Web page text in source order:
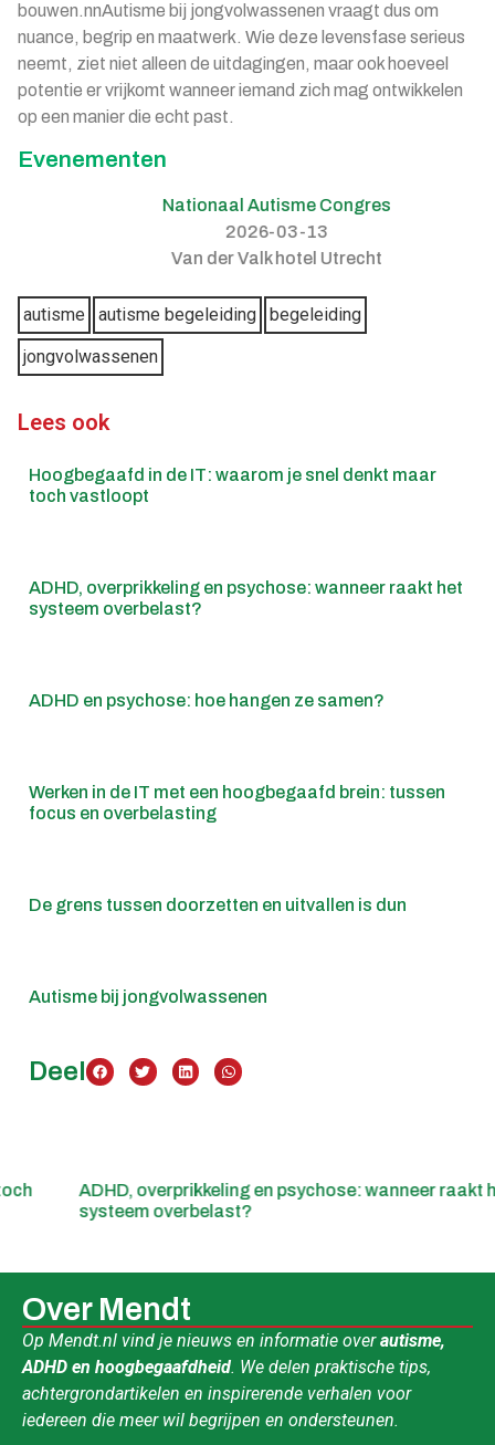
bouwen.nnAutisme bij jongvolwassenen vraagt dus om
nuance, begrip en maatwerk. Wie deze levensfase serieus
neemt, ziet niet alleen de uitdagingen, maar ook hoeveel
potentie er vrijkomt wanneer iemand zich mag ontwikkelen
op een manier die echt past.
Evenementen
Nationaal Autisme Congres
2026-03-13
Van der Valk hotel Utrecht
autisme autisme begeleiding
begeleiding
jongvolwassenen
Lees ook
Hoogbegaafd in de IT: waarom je snel denkt maar
toch vastloopt
ADHD, overprikkeling en psychose: wanneer raakt het
systeem overbelast?
ADHD en psychose: hoe hangen ze samen?
Werken in de IT met een hoogbegaafd brein: tussen
focus en overbelasting
De grens tussen doorzetten en uitvallen is dun
Autisme bij jongvolwassenen
Deel
ADHD, overprikkeling en psychose: wanneer raakt het
systeem overbelast?
Over Mendt
Op Mendt.nl vind je nieuws en informatie overautisme,
ADHD en hoogbegaafdheid. We delen praktische tips,
achtergrondartikelen en inspirerende verhalen voor
iedereen die meer wil begrijpen en ondersteunen.